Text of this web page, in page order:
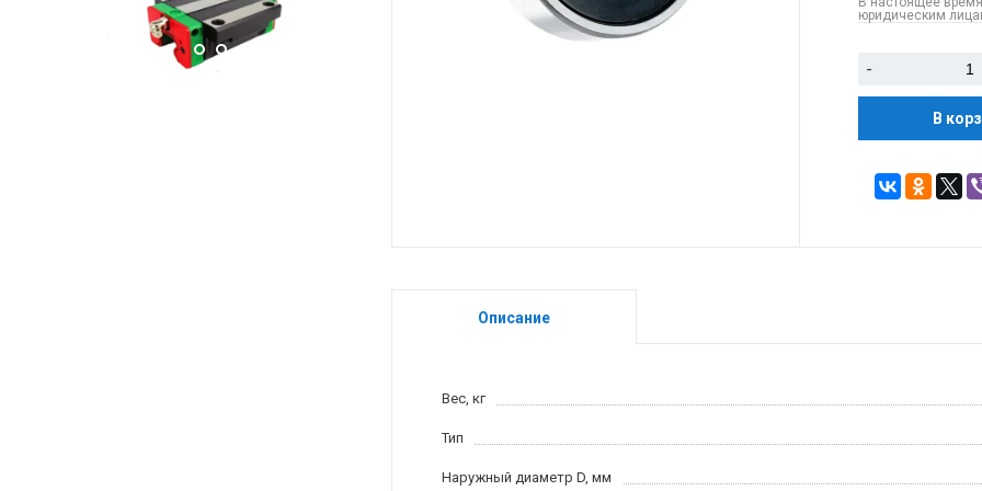
юридическим
-
В
Описание
Вес, кг
Тип
Наружный диаметр D, мм